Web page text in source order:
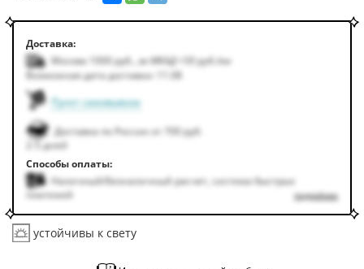
Доставка:
Москва 1000руб. за МКАД +50руб. /км
Возможная дата доставки: 11.08
Пункт самовывоза
Доставка по России от 700 руб.
2-5 дней
Способы оплаты:
Наличный/безналичный расчет, система быстрых
платежей
подробнее
устойчивы к свету